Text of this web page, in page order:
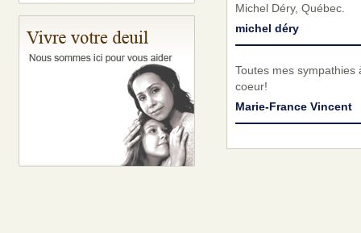
Michel Déry, Québec.
michel déry
Toutes mes
coeur!
Marie-France Vincent